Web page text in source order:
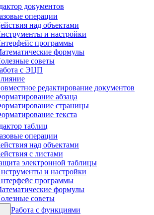
документов
операции
над объектами
и настройки
программы
формулы
советы
с ЭЦП
редактирование документов
абзаца
страницы
текста
таблиц
операции
над объектами
с листами
электронной таблицы
и настройки
программы
формулы
советы
Работа с функциями